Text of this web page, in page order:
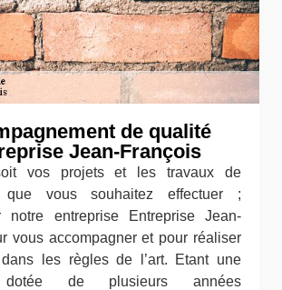
de qualité
Jean-François
vos projets et les travaux de
que vous souhaitez effectuer ;
notre entreprise Entreprise Jean-
vous accompagner et pour réaliser
les règles de l’art. Etant une
dotée de plusieurs années